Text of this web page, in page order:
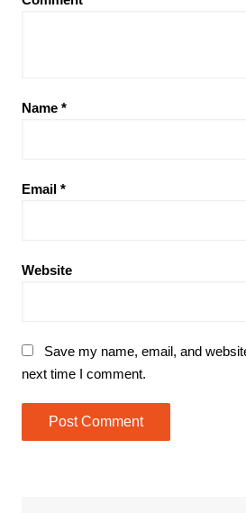
Name *
Email *
Website
Save my name, email, and
next time I comment.